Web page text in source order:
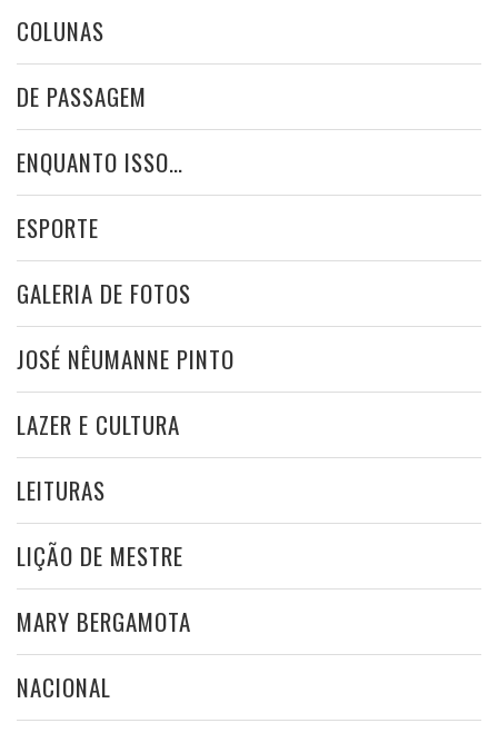
COLUNAS
DE PASSAGEM
ENQUANTO ISSO…
ESPORTE
GALERIA DE FOTOS
JOSÉ NÊUMANNE PINTO
LAZER E CULTURA
LEITURAS
LIÇÃO DE MESTRE
MARY BERGAMOTA
NACIONAL